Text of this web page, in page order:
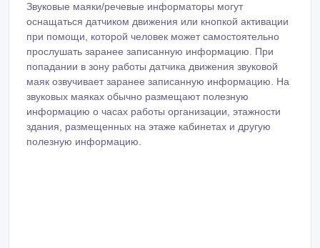
Звуковые маяки/речевые информаторы могут
оснащаться датчиком движения или кнопкой активации
при помощи, которой человек может самостоятельно
прослушать заранее записанную информацию. При
попадании в зону работы датчика движения звуковой
маяк озвучивает заранее записанную информацию. На
звуковых маяках обычно размещают полезную
информацию о часах работы организации, этажности
здания, размещенных на этаже кабинетах и другую
полезную информацию.